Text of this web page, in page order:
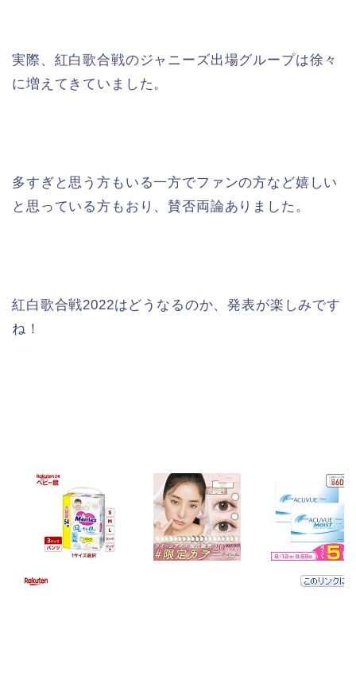
実際、紅白歌合戦のジャニーズ出場グループは徐々
に増えてきていました。
多すぎと思う方もいる一方でファンの方など嬉しい
と思っている方もおり、賛否両論ありました。
紅白歌合戦2022はどうなるのか、発表が楽しみです
ね！